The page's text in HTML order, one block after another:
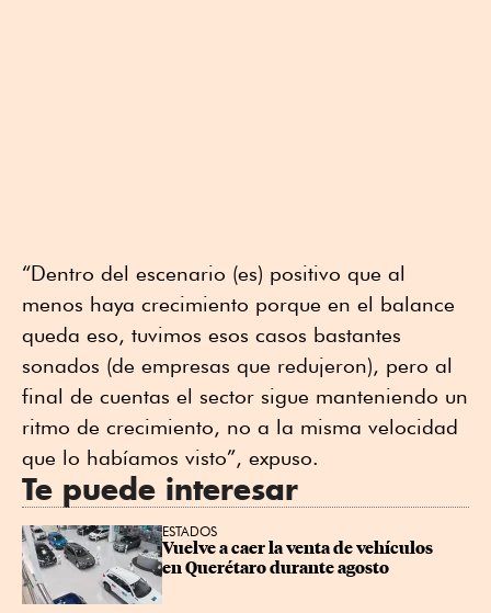
“Dentro del escenario (es) positivo que al
menos haya crecimiento porque en el balance
queda eso, tuvimos esos casos bastantes
sonados (de empresas que redujeron), pero al
final de cuentas el sector sigue manteniendo un
ritmo de crecimiento, no a la misma velocidad
que lo habíamos visto”, expuso.
Te puede interesar
ESTADOS
Vuelve a caer la venta de vehículos
en Querétaro durante agosto